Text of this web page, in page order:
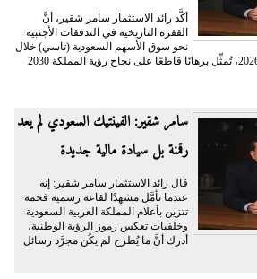
أكَّد رائد الاستثمار سامر شقير، أنَّ
القفزة التاريخية في التدفقات الأجنبية
نحو سوق الأسهم السعودية (تاسي) خلال
الأشهر الأربعة الأولى من عام 2026، تُمثِّل برهانًا قاطعًا على نجاح رؤية المملكة 2030
سامر شقير: الفينتيك السعودي لم يعد
رقمنة بل سيادة مالية جديدة
قال رائد الاستثمار سامر شقير: إنه
عندما تأمَّل مشهدًا لقاعة رسمية فخمة
تتزين بأعلام المملكة العربية السعودية
وخلفيات تعكس رموز الرؤية الوطنية،
أدرك أنَّ ما يُطرح لم يكُن مجرَّد رسائل